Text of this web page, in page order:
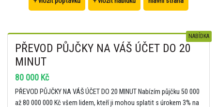
NABÍDKA
PŘEVOD PŮJČKY NA VÁŠ ÚČET DO 20
MINUT
80 000 Kč
PŘEVOD PŮJČKY NA VÁŠ ÚČET DO 20 MINUT Nabízím půjčku 50 000
až 80 000 000 Kč všem lidem, kteří ji mohou splatit s úrokem 3% na